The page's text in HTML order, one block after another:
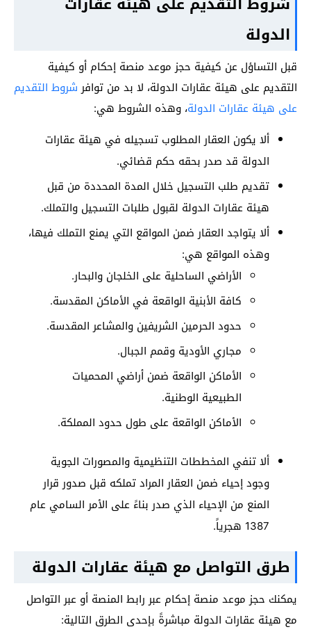
الدولة
قبل التساؤل عن كيفية حجز موعد منصة إحكام أو كيفية
التقديم على هيئة عقارات الدولة، لا بد من توافر شروط التقديم
على هيئة عقارات الدولة، وهذه الشروط هي:
ألا يكون العقار المطلوب تسجيله في هيئة عقارات
الدولة قد صدر بحقه حكم قضائي.
تقديم طلب التسجيل خلال المدة المحددة من قبل
هيئة عقارات الدولة لقبول طلبات التسجيل والتملك.
ألا يتواجد العقار ضمن المواقع التي يمنع التملك فيها،
وهذه المواقع هي:
الأراضي الساحلية على الخلجان والبحار.
كافة الأبنية الواقعة في الأماكن المقدسة.
حدود الحرمين الشريفين والمشاعر المقدسة.
مجاري الأودية وقمم الجبال.
الأماكن الواقعة ضمن أراضي المحميات
الطبيعية الوطنية.
الأماكن الواقعة على طول حدود المملكة.
ألا تنفي المخططات التنظيمية والمصورات الجوية
وجود إحياء ضمن العقار المراد تملكه قبل صدور قرار
المنع من الإحياء الذي صدر بناءً على الأمر السامي عام
1387 هجرياً.
طرق التواصل مع هيئة عقارات الدولة
يمكنك حجز موعد منصة إحكام عبر رابط المنصة أو عبر التواصل
مع هيئة عقارات الدولة مباشرةً بإحدى الطرق التالية: